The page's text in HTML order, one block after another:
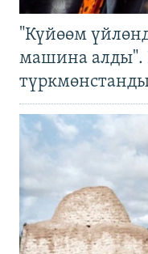
"Күйөөм
машина алды".